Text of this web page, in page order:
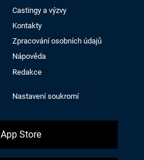
Castingy a výzvy
Kontakty
Zpracování osobních údajů
Nápověda
Redakce
Nastavení soukromí
App Store